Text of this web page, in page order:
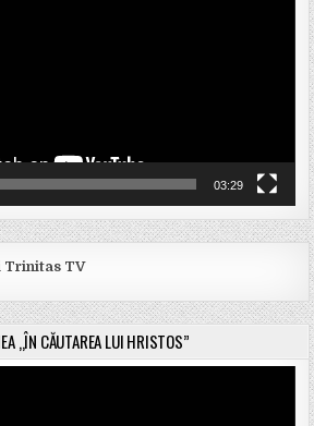
03:29
TV
„ÎN CĂUTAREA LUI HRISTOS”